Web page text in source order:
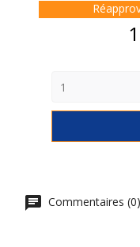
Commentaires (0)